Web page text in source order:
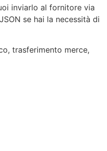
inviarlo al fornitore via
se hai la necessità di
trasferimento merce,